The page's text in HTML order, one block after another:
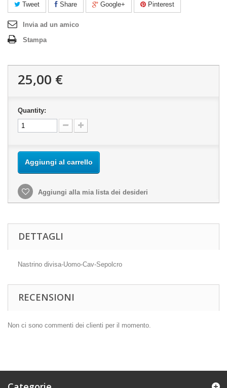
Tweet Share Google+ Pinterest
Invia ad un amico
Stampa
25,00 €
Quantity:
Aggiungi al carrello
Aggiungi alla mia lista dei desideri
DETTAGLI
Nastrino divisa-Uomo-Cav-Sepolcro
RECENSIONI
Non ci sono commenti dei clienti per il momento.